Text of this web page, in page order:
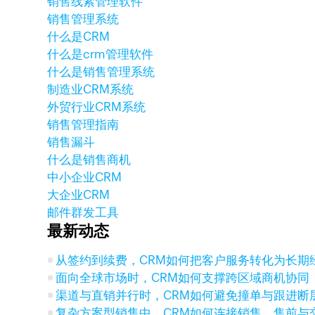
销售管理系统
什么是CRM
什么是crm管理软件
什么是销售管理系统
制造业CRM系统
外贸行业CRM系统
销售管理指南
销售漏斗
什么是销售商机
中小企业CRM
大企业CRM
邮件群发工具
最新动态
从签约到续费，CRM如何把客户服务转化为长期
面向全球市场时，CRM如何支撑跨区域商机协同
渠道与直销并行时，CRM如何避免撞单与跟进断